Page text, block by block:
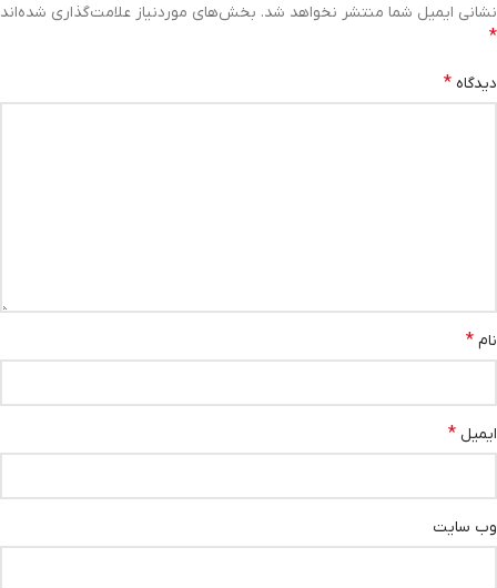
نشانی ایمیل شما منتشر نخواهد شد. بخش‌های موردنیاز علامت‌گذاری شده‌اند
*
دیدگاه *
نام *
ایمیل *
وب‌ سایت